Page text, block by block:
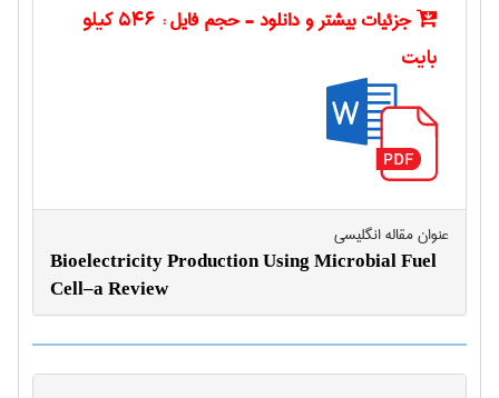
جزئیات بیشتر و دانلود - حجم فایل :
546 کیلو
بایت
عنوان مقاله انگليسی
Bioelectricity Production Using Microbial Fuel
Cell–a Review